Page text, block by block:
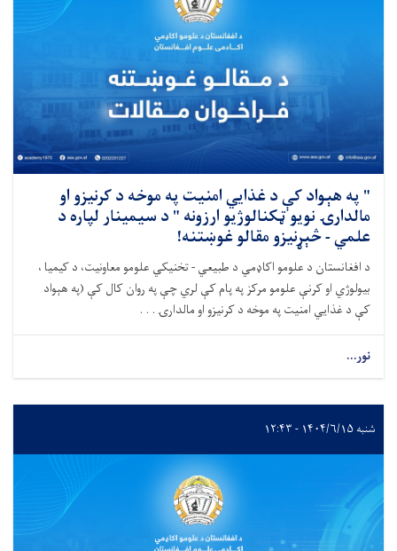
" په هېواد کې د غذایي امنیت په موخه د کرنیزو او
مالدارۍ نویو ټکنالوژیو ارزونه " د سیمینار لپاره د
علمي - څېړنیزو مقالو غوښتنه!
د افغانستان د علومو اکاډمي د طبیعي - تخنیکي علومو معاونیت، د کیمیا ،
بیولوژي او کرنې علومو مرکز په پام کې لري چې په روان کال کې (په هېواد
کې د غذایي امنیت په موخه د کرنیزو او مالدارۍ . . .
نور...
شنبه ۱۴۰۴/۶/۱۵ - ۱۲:۴۳